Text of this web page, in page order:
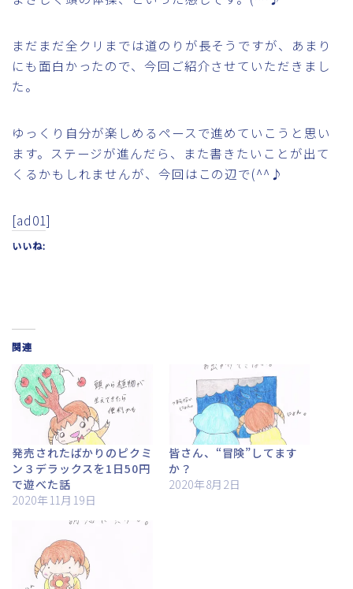
まだまだ全クリまでは道のりが長そうですが、あまり
にも面白かったので、今回ご紹介させていただきまし
た。
ゆっくり自分が楽しめるペースで進めていこうと思い
ます。ステージが進んだら、また書きたいことが出て
くるかもしれませんが、今回はこの辺で(^^♪
[ad01]
いいね:
関連
発売されたばかりのピクミ
ン３デラックスを1日50円
で遊べた話
2020年11月19日
皆さん、“冒険”してます
か？
2020年8月2日